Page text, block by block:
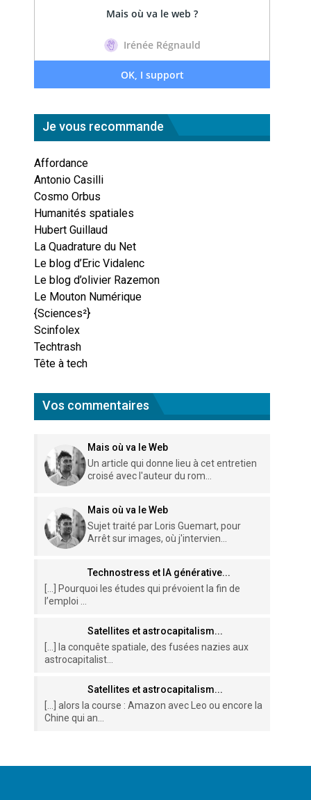
Je vous recommande
Affordance
Antonio Casilli
Cosmo Orbus
Humanités spatiales
Hubert Guillaud
La Quadrature du Net
Le blog d’Eric Vidalenc
Le blog d’olivier Razemon
Le Mouton Numérique
{Sciences²}
Scinfolex
Techtrash
Tête à tech
Vos commentaires
Mais où va le Web
Un article qui donne lieu à cet entretien
croisé avec l'auteur du rom...
Mais où va le Web
Sujet traité par Loris Guemart, pour
Arrêt sur images, où j'intervien...
Technostress et IA générative...
[…] Pourquoi les études qui prévoient la fin de
l’emploi ...
Satellites et astrocapitalism...
[…] la conquête spatiale, des fusées nazies aux
astrocapitalist...
Satellites et astrocapitalism...
[…] alors la course : Amazon avec Leo ou encore la
Chine qui an...